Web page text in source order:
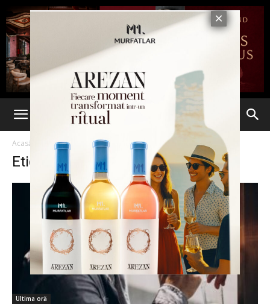
Acasă Etichete Betie
Etichetă: betie
Ultima oră